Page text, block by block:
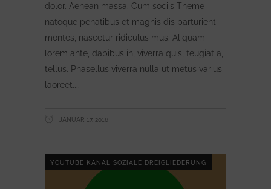
dolor. Aenean massa. Cum sociis Theme
natoque penatibus et magnis dis parturient
montes, nascetur ridiculus mus. Aliquam
lorem ante, dapibus in, viverra quis, feugiat a,
tellus. Phasellus viverra nulla ut metus varius
laoreet.
JANUAR 17, 2016
YOUTUBE KANAL SOZIALE DREIGLIEDERUNG